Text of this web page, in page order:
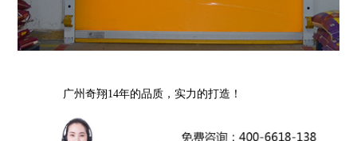
广州奇翔14年的品质，实力的打造！